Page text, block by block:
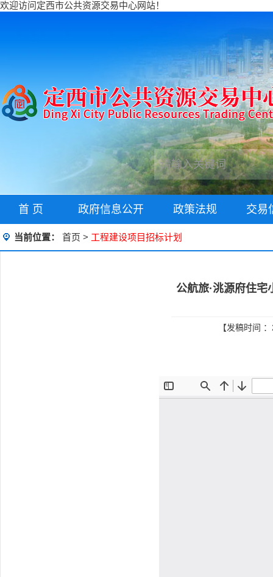
欢迎访问定西市公共资源交易中心网站！
首 页 政府信息公开 政策法规 交易
当前位置： 首页 > 工程建设项目招标计划
公航旅·洮源府住
【发稿时间